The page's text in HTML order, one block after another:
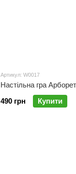
Артикул: W0017
Настільна гра
490 грн
Купити